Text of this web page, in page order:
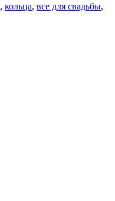
, кольца, все для свадьбы,